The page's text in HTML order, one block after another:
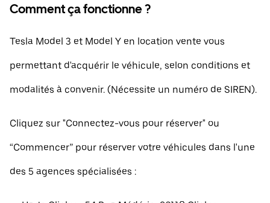
Comment ça fonctionne ?
Tesla Model 3 et Model Y en location vente vous
permettant d'acquérir le véhicule, selon conditions et
modalités à convenir. (Nécessite un numéro de SIREN).
Cliquez sur "Connectez-vous pour réserver" ou
“Commencer” pour réserver votre véhicules dans l'une
des 5 agences spécialisées :